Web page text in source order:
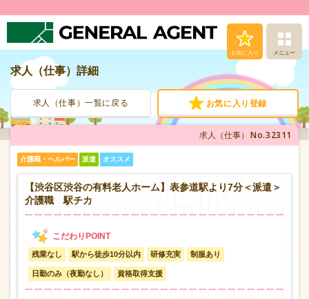
お気に入り メニュー
人材派遣サービス
転職支援サービス
登録から就業まで
お問い合わせ
求人（仕事）詳細
求人（仕事）一覧に戻る お気に入り登録
求人（仕事） No.32311
介護職・ヘルパー 派遣 オススメ
【渋谷区渋谷の有料老人ホーム】表参道駅より7分＜派遣＞
介護職 駅チカ
残業なし 駅から徒歩10分以内 研修充実 制服あり
日勤のみ（夜勤なし） 資格取得支援